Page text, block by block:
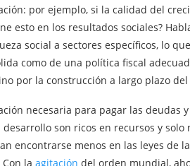
por ejemplo, si la calidad del
esto en los resultados sociales?
social a sectores específicos, lo
como de una política fiscal
por la construcción a largo plazo
necesaria para pagar las deudas
son ricos en recursos y
encontrarse menos en las leyes de
la agitación del orden mundial,